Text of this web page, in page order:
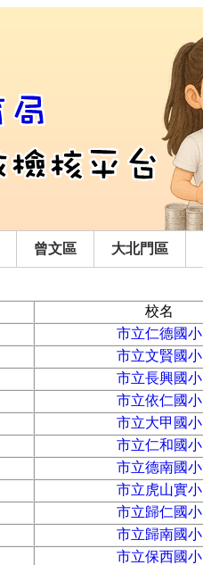
曾文區 大北門區
校名
市立仁德國小
市立文賢國小
市立長興國小
市立依仁國小
市立大甲國小
市立仁和國小
市立德南國小
市立虎山實小
市立歸仁國小
市立歸南國小
市立保西國小